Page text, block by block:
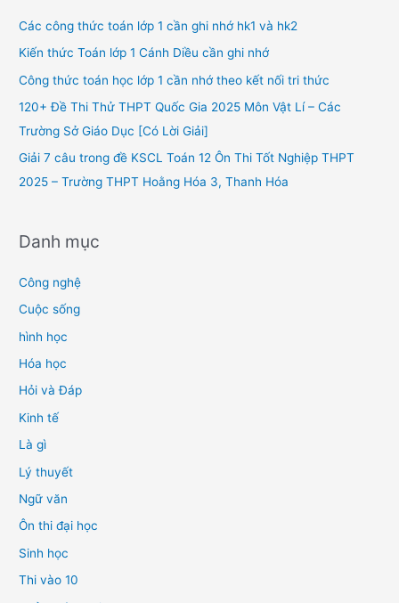
h
f
o
Các công thức toán lớp 1 cần ghi nhớ hk1 và hk2
Kiến thức Toán lớp 1 Cánh Diều cần ghi nhớ
Công thức toán học lớp 1 cần nhớ theo kết nối tri thức
120+ Đề Thi Thử THPT Quốc Gia 2025 Môn Vật Lí – Các
Trường Sở Giáo Dục [Có Lời Giải]
Giải 7 câu trong đề KSCL Toán 12 Ôn Thi Tốt Nghiệp THPT
2025 – Trường THPT Hoằng Hóa 3, Thanh Hóa
Danh mục
Công nghệ
Cuộc sống
hình học
Hóa học
Hỏi và Đáp
Kinh tế
Là gì
Lý thuyết
Ngữ văn
Ôn thi đại học
Sinh học
Thi vào 10